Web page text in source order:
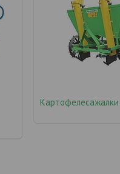
Картофелесажалки